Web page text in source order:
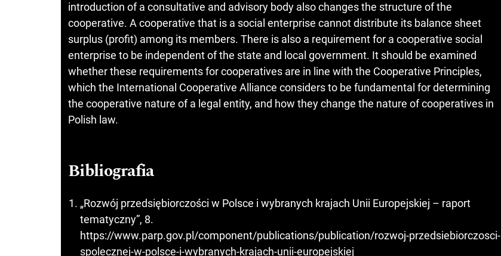
introduction of a consultative and advisory body also changes the structure of the
cooperative. A cooperative that is a social enterprise cannot distribute its balance sheet
surplus (profit) among its members. There is also a requirement for a cooperative social
enterprise to be independent of the state and local government. It should be examined
whether these requirements for cooperatives are in line with the Cooperative Principles,
which the International Cooperative Alliance considers to be fundamental for determining
the cooperative nature of a legal entity, and how they change the nature of cooperatives in
Polish law.
Bibliografia
„Rozwój przedsiębiorczości w Polsce i wybranych krajach Unii Europejskiej – raport
tematyczny”, 8.
https://www.parp.gov.pl/component/publications/publication/rozwoj-przedsiebiorczosci-
spolecznej-w-polsce-i-wybranych-krajach-unii-europejskiej